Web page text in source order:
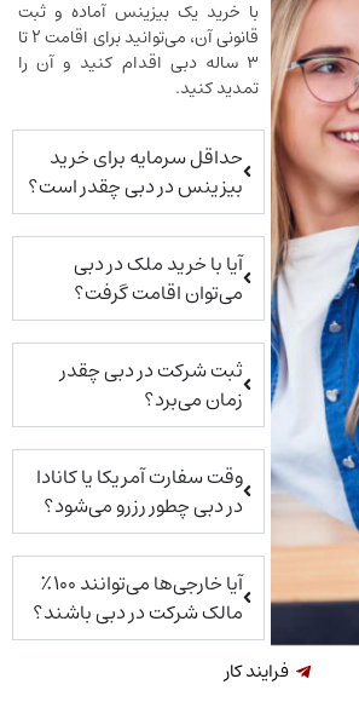
با خرید یک بیزینس آماده و ثبت
قانونی آن، می‌توانید برای اقامت ۲ تا
۳ ساله دبی اقدام کنید و آن را
تمدید کنید.
حداقل سرمایه برای خرید
بیزینس در دبی چقدر است؟
آیا با خرید ملک در دبی
می‌توان اقامت گرفت؟
ثبت شرکت در دبی چقدر
زمان می‌برد؟
وقت سفارت آمریکا یا کانادا
در دبی چطور رزرو می‌شود؟
آیا خارجی‌ها می‌توانند ۱۰۰٪
مالک شرکت در دبی باشند؟